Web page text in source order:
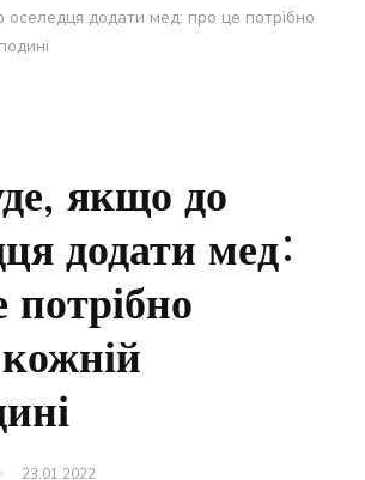
додати мед: про це потрібно
якщо до
додати мед:
потрібно
23.01.2022